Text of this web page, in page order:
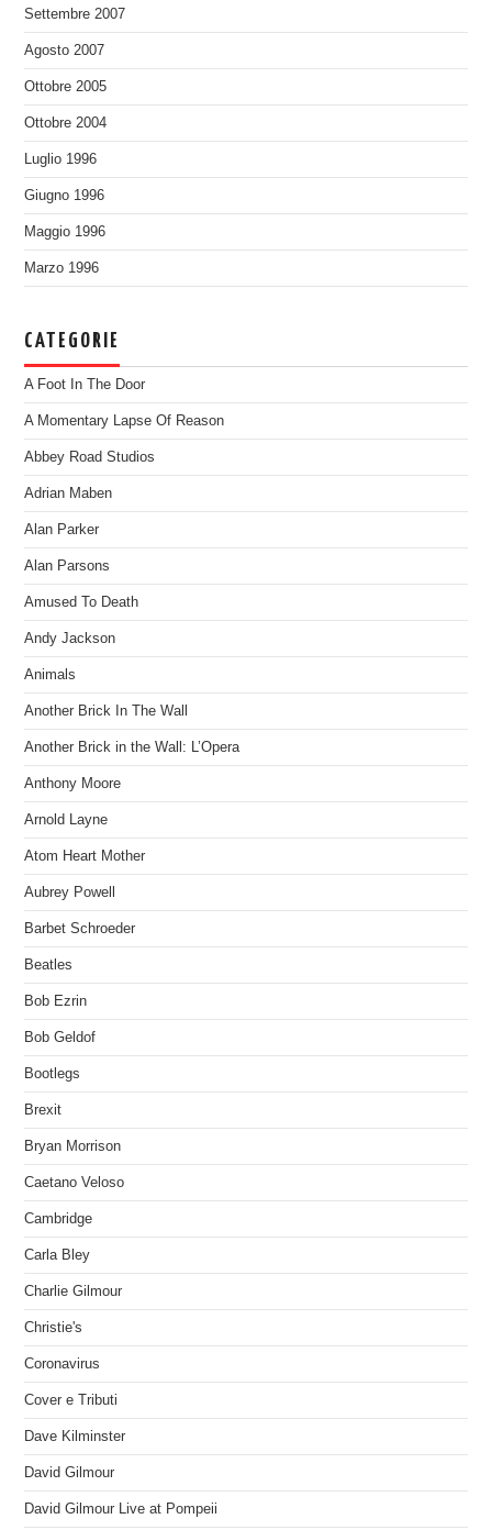
Settembre 2007
Agosto 2007
Ottobre 2005
Ottobre 2004
Luglio 1996
Giugno 1996
Maggio 1996
Marzo 1996
CATEGORIE
A Foot In The Door
A Momentary Lapse Of Reason
Abbey Road Studios
Adrian Maben
Alan Parker
Alan Parsons
Amused To Death
Andy Jackson
Animals
Another Brick In The Wall
Another Brick in the Wall: L’Opera
Anthony Moore
Arnold Layne
Atom Heart Mother
Aubrey Powell
Barbet Schroeder
Beatles
Bob Ezrin
Bob Geldof
Bootlegs
Brexit
Bryan Morrison
Caetano Veloso
Cambridge
Carla Bley
Charlie Gilmour
Christie's
Coronavirus
Cover e Tributi
Dave Kilminster
David Gilmour
David Gilmour Live at Pompeii